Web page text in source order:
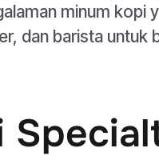
minum kopi
dan barista untuk